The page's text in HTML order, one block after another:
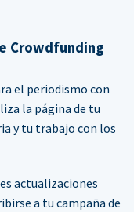
Crowdfunding
el periodismo con
la página de tu
y tu trabajo con los
actualizaciones
a tu campaña de